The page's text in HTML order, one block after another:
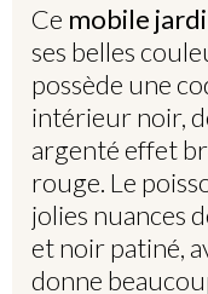
Ce mobile
ses belles
possède une
intérieur noir,
argenté effet
rouge. Le
jolies nuances
et noir patiné,
donne